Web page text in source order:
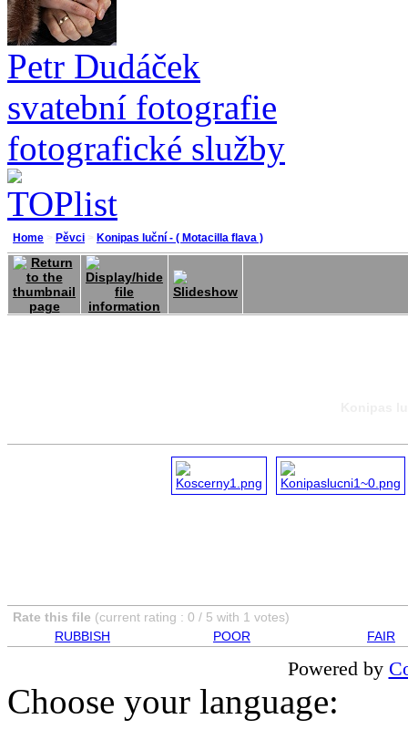
Petr Dudáček
svatební fotografie
fotografické služby
Home Pěvci Konipas luční - ( Motacilla flava )
Rate this file (current rating : 0 / 5 with 1 votes)
RUBBISH
POOR FAIR
Powered by
Choose your language: